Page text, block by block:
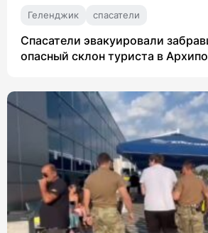
Геленджик спасатели
Спасатели эвакуировали
опасный склон туриста в